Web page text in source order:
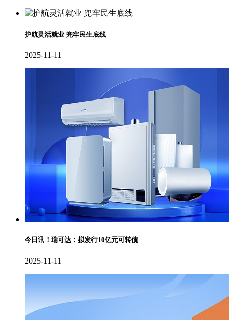
护航灵活就业 兜牢民生底线
2025-11-11
今日讯！瑞可达：拟发行10亿元可转债
2025-11-11